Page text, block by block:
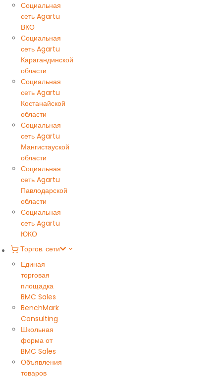
Социальная
сеть Agartu
ВКО
Социальная
сеть Agartu
Карагандинской
области
Социальная
сеть Agartu
Костанайской
области
Социальная
сеть Agartu
Мангистауской
области
Социальная
сеть Agartu
Павлодарской
области
Социальная
сеть Agartu
ЮКО
Торгов. сети
Единая
торговая
площадка
BMC Sales
BenchMark
Consulting
Школьная
форма от
BMC Sales
Объявления
товаров